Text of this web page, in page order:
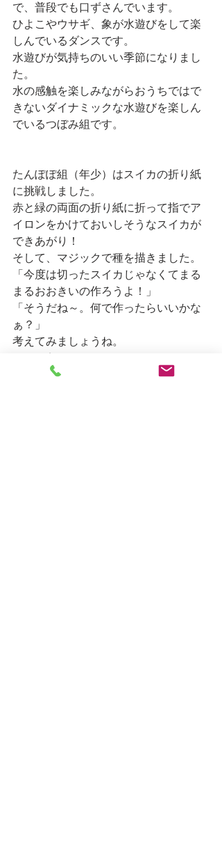
で、普段でも口ずさんでいます。
ひよこやウサギ、象が水遊びをして楽
しんでいるダンスです。
水遊びが気持ちのいい季節になりまし
た。
水の感触を楽しみながらおうちではで
きないダイナミックな水遊びを楽しん
でいるつぼみ組です。
たんぽぽ組（年少）はスイカの折り紙
に挑戦しました。
赤と緑の両面の折り紙に折って指でア
イロンをかけておいしそうなスイカが
できあがり！
そして、マジックで種を描きました。
「今度は切ったスイカじゃなくてまる
まるおおきいの作ろうよ！」
「そうだね～。何で作ったらいいかな
ぁ？」
考えてみましょうね。